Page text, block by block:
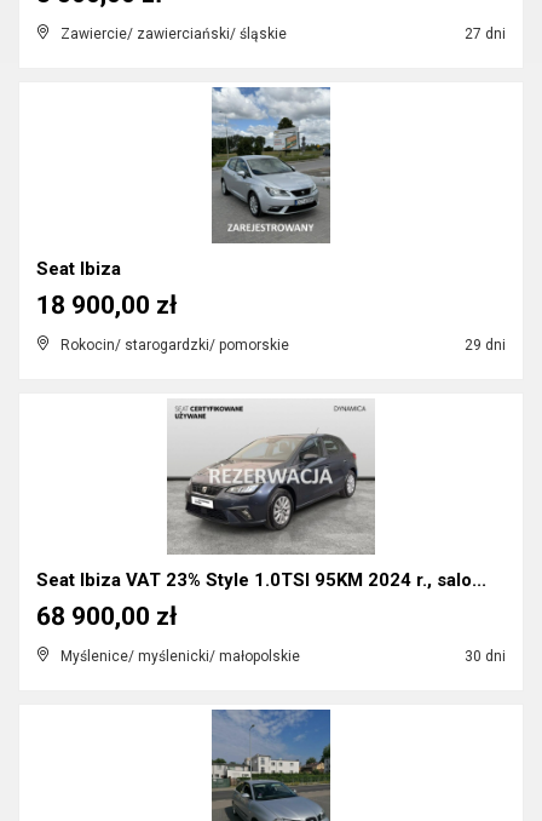
Zawiercie/ zawierciański/ śląskie 27 dni
Seat Ibiza
Rokocin/ starogardzki/ pomorskie 29 dni
18 900,00 zł
Seat Ibiza VAT 23% Style 1.0TSI 95KM 2024 r., salo...
Myślenice/ myślenicki/ małopolskie 30 dni
68 900,00 zł